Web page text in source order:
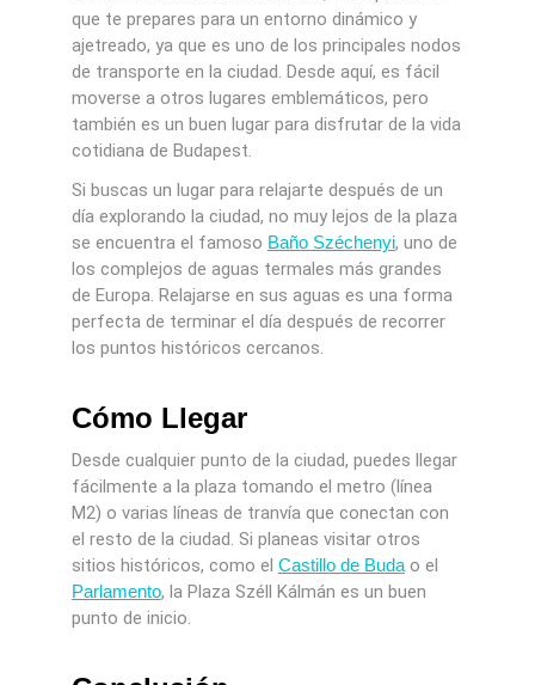
que te prepares para un entorno dinámico y
ajetreado, ya que es uno de los principales nodos
de transporte en la ciudad. Desde aquí, es fácil
moverse a otros lugares emblemáticos, pero
también es un buen lugar para disfrutar de la vida
cotidiana de Budapest.
Si buscas un lugar para relajarte después de un
día explorando la ciudad, no muy lejos de la plaza
se encuentra el famoso Baño Széchenyi, uno de
los complejos de aguas termales más grandes
de Europa. Relajarse en sus aguas es una forma
perfecta de terminar el día después de recorrer
los puntos históricos cercanos.
Cómo Llegar
Desde cualquier punto de la ciudad, puedes llegar
fácilmente a la plaza tomando el metro (línea
M2) o varias líneas de tranvía que conectan con
el resto de la ciudad. Si planeas visitar otros
sitios históricos, como el Castillo de Budao el
Parlamento, la Plaza Széll Kálmán es un buen
punto de inicio.